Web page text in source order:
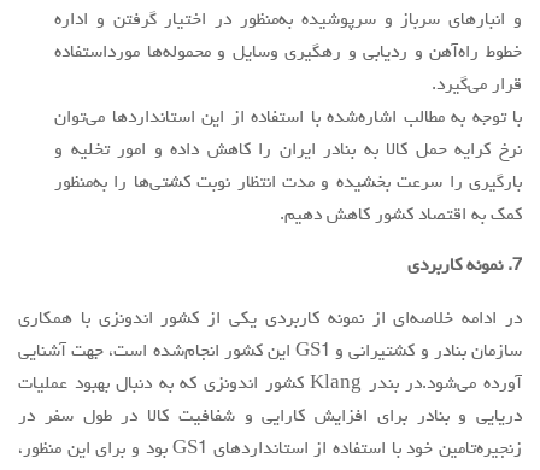
و انبارهاي سرباز و سرپوشیده به‌منظور در اختیار گرفتن و اداره
خطوط راه‌آهن و رديابي و رهگيري وسايل و محموله‌ها مورداستفاده
قرار مي‌گيرد.
با توجه به مطالب اشاره‌شده با استفاده از اين استاندارد‌ها مي‌توان
نرخ کرایه حمل کالا به بنادر ایران را كاهش داده و امور تخلیه و
بارگیری را سرعت بخشيده و مدت انتظار نوبت کشتی‌ها را به‌منظور
کمک به اقتصاد کشور كاهش دهيم.
7. نمونه كاربردي
در ادامه خلاصه‌اي از نمونه كاربردي يكي از كشور اندونزي با همكاري
سازمان بنادر و كشتيراني و GS1 اين كشور انجام‌شده است، جهت آشنايي
آورده مي‌شود.در بندر Klang كشور اندونزي كه به دنبال بهبود عملیات
دریایی و بنادر برای افزایش کارایی و شفافیت کالا در طول سفر در
زنجیره‌تامین خود با استفاده از استاندارد‌هاي GS1 بود و براي اين منظور،